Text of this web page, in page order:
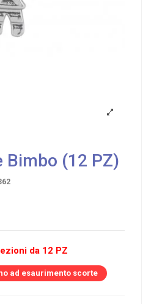
Bimbo (12 PZ)
da 12 PZ
ad esaurimento scorte